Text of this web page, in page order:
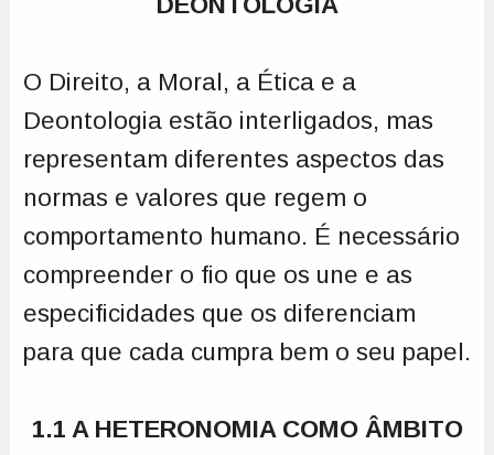
O Direito, a Moral, a Ética e a
Deontologia estão interligados, mas
representam diferentes aspectos das
normas e valores que regem o
comportamento humano. É necessário
compreender o fio que os une e as
especificidades que os diferenciam
para que cada cumpra bem o seu papel.
1.1 A HETERONOMIA COMO ÂMBITO